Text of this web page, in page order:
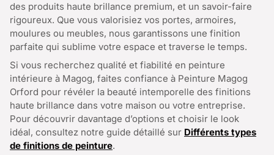
des produits haute brillance premium, et un savoir-faire
rigoureux. Que vous valorisiez vos portes, armoires,
moulures ou meubles, nous garantissons une finition
parfaite qui sublime votre espace et traverse le temps.
Si vous recherchez qualité et fiabilité en peinture
intérieure à Magog, faites confiance à Peinture Magog
Orford pour révéler la beauté intemporelle des finitions
haute brillance dans votre maison ou votre entreprise.
Pour découvrir davantage d’options et choisir le look
idéal, consultez notre guide détaillé sur Différents types
de finitions de peinture.